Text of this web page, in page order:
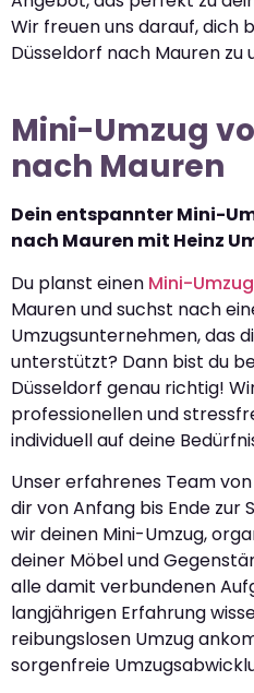
Wir freuen uns darauf, dich
Düsseldorf nach Mauren zu
Mini-Umzug
nach Mauren
Dein entspannter Mini-
nach Mauren mit Heinz
Du planst einen Mini-Umzug
Mauren und suchst nach
Umzugsunternehmen, das
unterstützt? Dann bist du
Düsseldorf genau richtig!
professionellen und
individuell auf deine
Unser erfahrenes Team
dir von Anfang bis Ende zur
wir deinen Mini-Umzug,
deiner Möbel und
alle damit verbundenen
langjährigen Erfahrung
reibungslosen Umzug
sorgenfreie